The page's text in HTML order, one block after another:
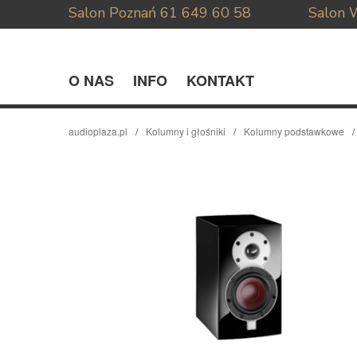
Salon Poznań 61 649 60 58 Salon
O NAS INFO KONTAKT
audioplaza.pl Kolumny i głośniki Kolumny podstawkowe